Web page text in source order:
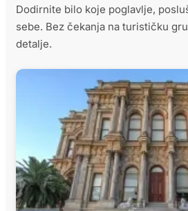
Dodirnite bilo koje poglavlje,
sebe. Bez čekanja na turističku
detalje.